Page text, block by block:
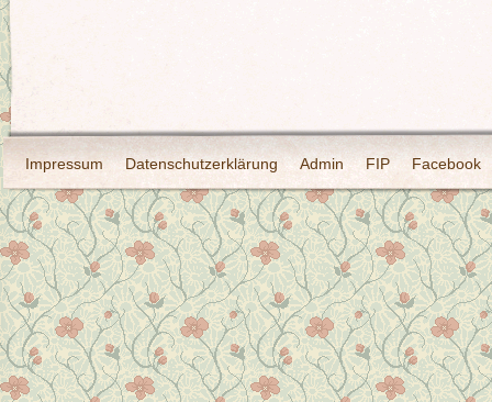
Impressum Datenschutzerklärung Admin FIP Facebook